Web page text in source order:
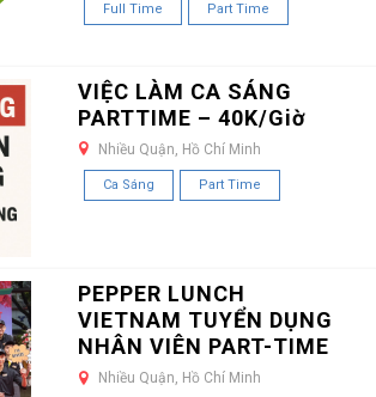
Full Time Part Time
VIỆC LÀM CA SÁNG
PARTTIME – 40K/Giờ
Nhiều Quận, Hồ Chí Minh
Ca Sáng Part Time
PEPPER LUNCH
VIETNAM TUYỂN DỤNG
NHÂN VIÊN PART-TIME
Nhiều Quận, Hồ Chí Minh